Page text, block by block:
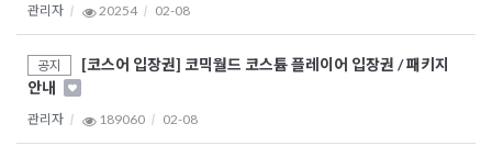
관리자 20254 02-08
공지
[코스어 입장권] 코믹월드 코스튬 플레이어 입장권 / 패키지
안내
관리자 189060 02-08